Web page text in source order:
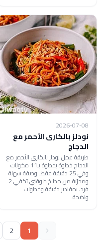
2026-07-08
نودلز بالكارى الأحمر مع
الدجاج
طريقة عمل نودلز بالكارى الأحمر مع
الدجاج خطوة بخطوة بـ11 مكونات
وفي 25 دقيقة فقط. وصفة سهلة
ومجرّبة من مطبخ دلوقتي تكفي 2
فرد، بمقادير دقيقة وخطوات
واضحة.
1
2